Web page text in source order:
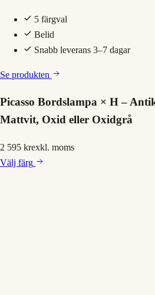
5 färgval
Belid
Snabb leverans 3–7 dagar
Se produkten
Picasso Bordslampa × H –
Mattvit, Oxid eller Oxidgrå
2 595 krexkl. moms
Välj färg